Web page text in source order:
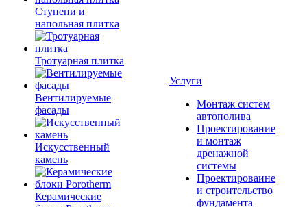
Ступени и
напольная плитка
Тротуарная плитка
Вентилируемые
фасады
Искусственный
камень
Керамические
Услуги
Монтаж систем
автополива
Проектирование
и монтаж
дренажной
системы
Проектироваине
и строительство
фундамента